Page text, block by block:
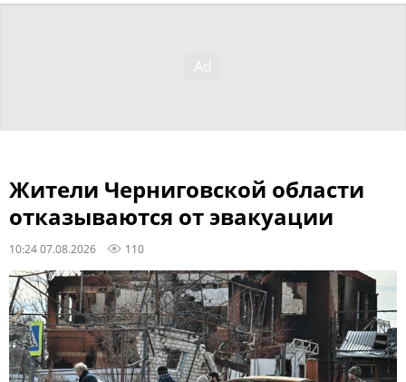
Жители Черниговской области
отказываются от эвакуации
10:24 07.08.2026 110